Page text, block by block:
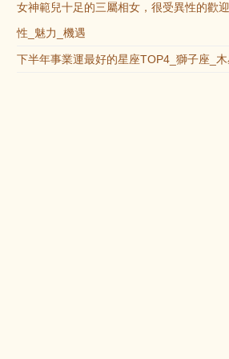
女神範兒十足的三屬相女，很受異性的歡
性_魅力_機遇
下半年事業運最好的星座TOP4_獅子座_